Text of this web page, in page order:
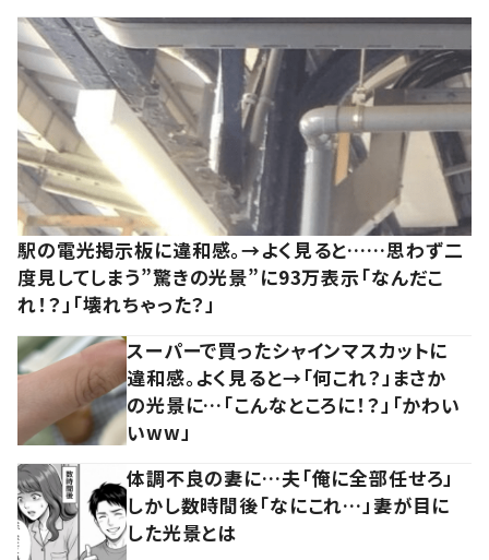
駅の電光掲示板に違和感。→よく見ると……思わず二
度見してしまう”驚きの光景”に93万表示「なんだこ
れ！？」「壊れちゃった？」
スーパーで買ったシャインマスカットに
違和感。よく見ると→「何これ？」まさか
の光景に…「こんなところに！？」「かわい
いww」
体調不良の妻に…夫「俺に全部任せろ」
しかし数時間後「なにこれ…」妻が目に
した光景とは